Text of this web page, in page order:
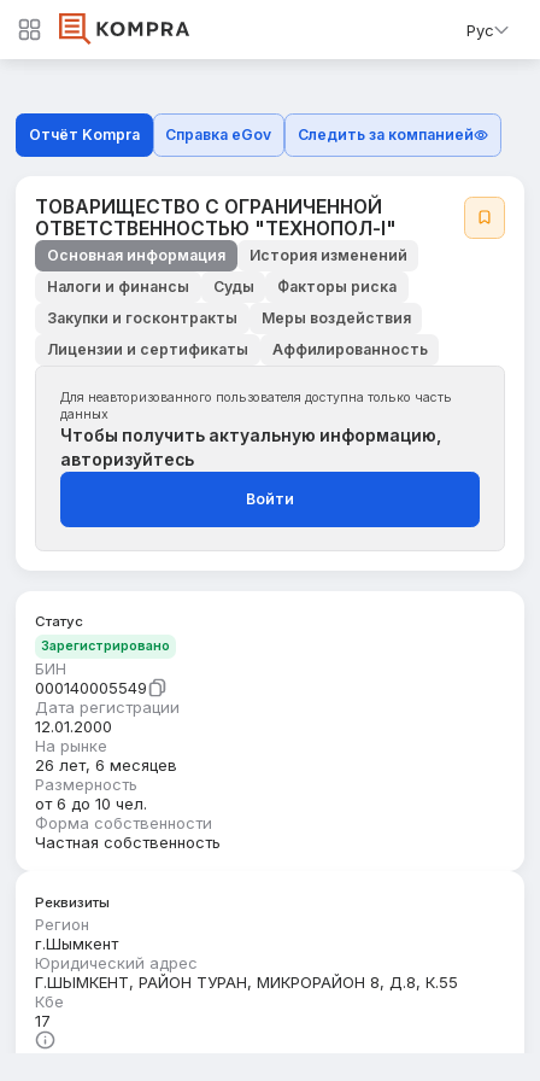
Рус
Отчёт Kompra Справка eGov Следить за компанией
ТОВАРИЩЕСТВО С ОГРАНИЧЕННОЙ
ОТВЕТСТВЕННОСТЬЮ "ТЕХНОПОЛ-I"
Основная информация
История изменений
Налоги и финансы
Суды
Факторы риска
Закупки и госконтракты
Меры воздействия
Лицензии и сертификаты
Аффилированность
Для неавторизованного пользователя доступна только часть
данных
Чтобы получить актуальную информацию,
авторизуйтесь
Войти
Статус
Зарегистрировано
БИН
000140005549
Дата регистрации
12.01.2000
На рынке
26 лет, 6 месяцев
Размерность
от 6 до 10 чел.
Форма собственности
Частная собственность
Реквизиты
Регион
г.Шымкент
Юридический адрес
Г.ШЫМКЕНТ, РАЙОН ТУРАН, МИКРОРАЙОН 8, Д.8, К.55
Кбе
17